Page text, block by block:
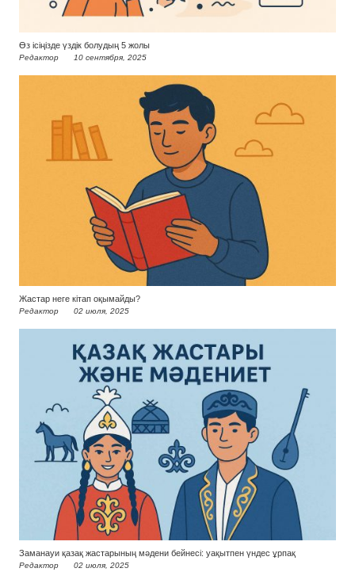
Өз ісіңізде үздік болудың 5 жолы
Редактор 10 сентября, 2025
Жастар неге кітап оқымайды?
Редактор 02 июля, 2025
Заманауи қазақ жастарының мәдени бейнесі: уақытпен үндес ұрпақ
Редактор 02 июля, 2025